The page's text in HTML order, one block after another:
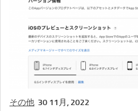
その他 30 11月, 2022